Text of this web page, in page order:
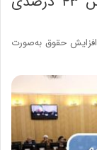
حقوق به‌صورت